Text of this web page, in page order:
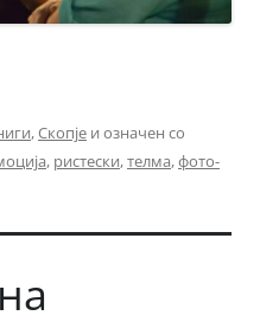
,Скопје и означен со
, ристески,телма,фото-